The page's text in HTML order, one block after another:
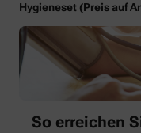
Hygieneset (Preis auf
So erreichen